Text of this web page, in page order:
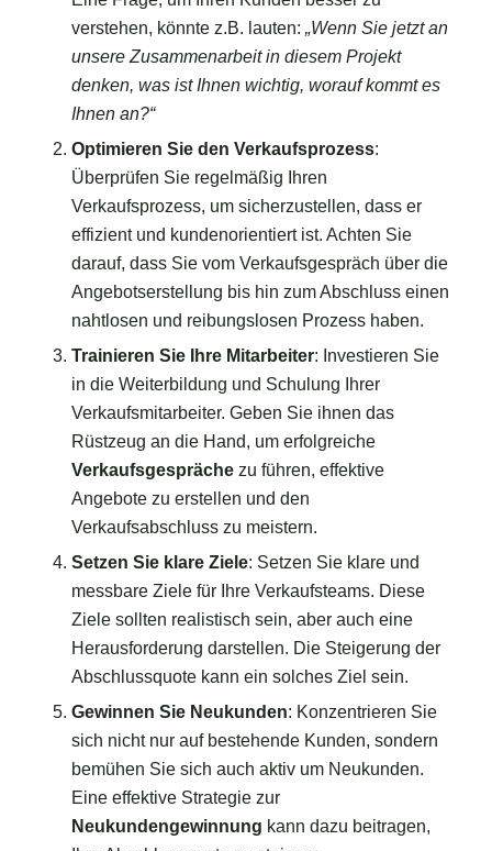
verstehen, könnte z.B. lauten: „Wenn Sie jetzt an
unsere Zusammenarbeit in diesem Projekt
denken, was ist Ihnen wichtig, worauf kommt es
Ihnen an?“
Optimieren Sie den Verkaufsprozess:
Überprüfen Sie regelmäßig Ihren
Verkaufsprozess, um sicherzustellen, dass er
effizient und kundenorientiert ist. Achten Sie
darauf, dass Sie vom Verkaufsgespräch über die
Angebotserstellung bis hin zum Abschluss einen
nahtlosen und reibungslosen Prozess haben.
Trainieren Sie Ihre Mitarbeiter: Investieren Sie
in die Weiterbildung und Schulung Ihrer
Verkaufsmitarbeiter. Geben Sie ihnen das
Rüstzeug an die Hand, um erfolgreiche
Verkaufsgesprächezu führen, effektive
Angebote zu erstellen und den
Verkaufsabschluss zu meistern.
Setzen Sie klare Ziele: Setzen Sie klare und
messbare Ziele für Ihre Verkaufsteams. Diese
Ziele sollten realistisch sein, aber auch eine
Herausforderung darstellen. Die Steigerung der
Abschlussquote kann ein solches Ziel sein.
Gewinnen Sie Neukunden: Konzentrieren Sie
sich nicht nur auf bestehende Kunden, sondern
bemühen Sie sich auch aktiv um Neukunden.
Eine effektive Strategie zur
Neukundengewinnung kann dazu beitragen,